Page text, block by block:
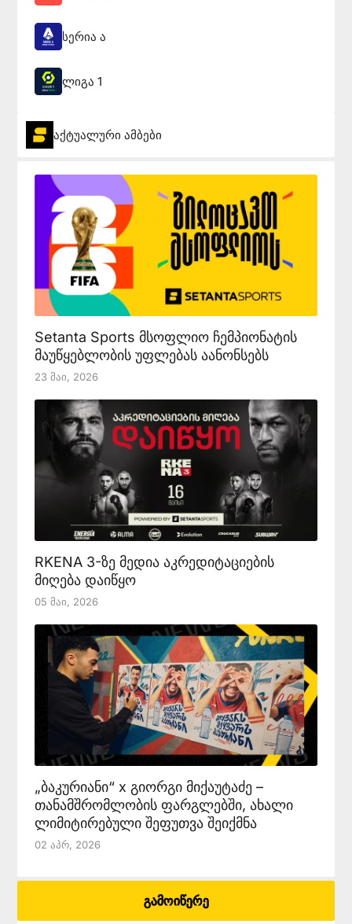
სერია ა
ლიგა 1
აქტუალური ამბები
Setanta Sports მსოფლიო ჩემპიონატის
მაუწყებლობის უფლებას აანონსებს
23 Მაი, 2026
RKENA 3-ზე მედია აკრედიტაციების
მიღება დაიწყო
05 Მაი, 2026
„ბაკურიანი“ x გიორგი მიქაუტაძე –
თანამშრომლობის ფარგლებში, ახალი
ლიმიტირებული შეფუთვა შეიქმნა
02 Აპრ, 2026
გამოიწერე